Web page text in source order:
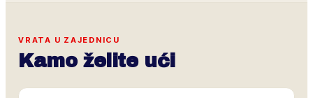
VRATA U ZAJEDNICU
Kamo želite ući